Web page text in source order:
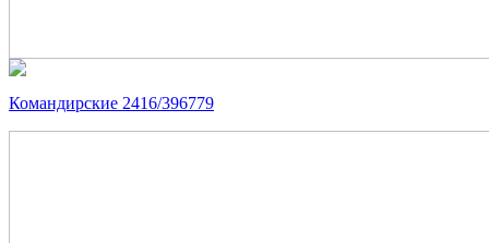
Командирские 2416/396779